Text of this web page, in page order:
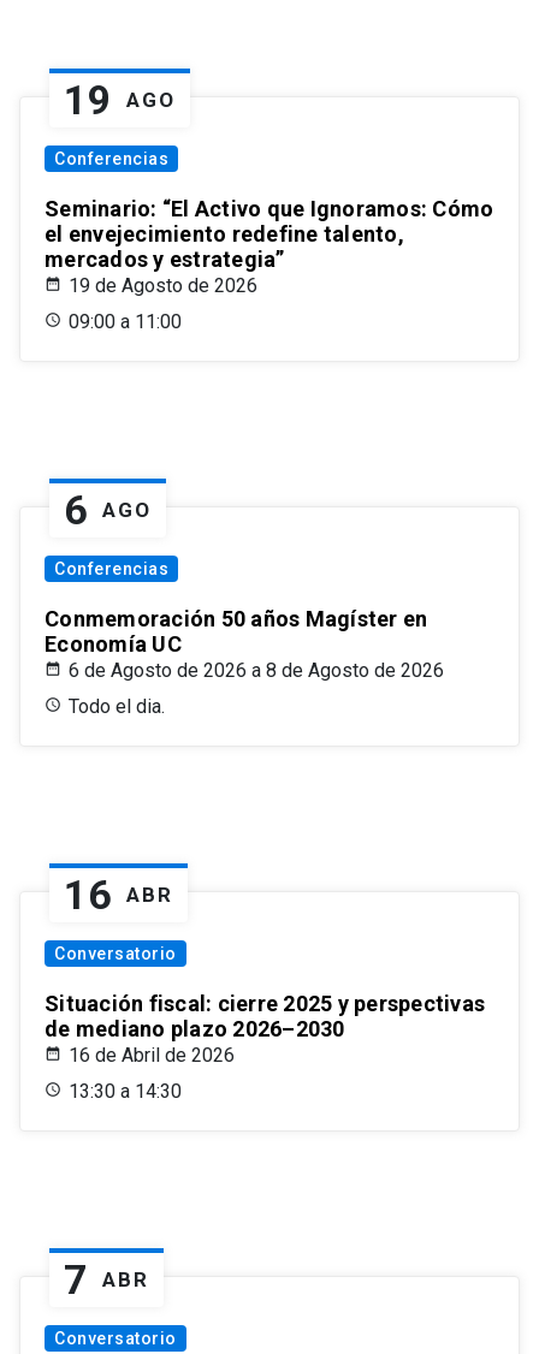
19 AGO
Conferencias
Seminario: “El Activo que Ignoramos: Cómo
el envejecimiento redefine talento,
mercados y estrategia”
19 de Agosto de 2026
09:00 a 11:00
6 AGO
Conferencias
Conmemoración 50 años Magíster en
Economía UC
6 de Agosto de 2026 a 8 de Agosto de 2026
Todo el dia.
16 ABR
Conversatorio
Situación fiscal: cierre 2025 y perspectivas
de mediano plazo 2026–2030
16 de Abril de 2026
13:30 a 14:30
7 ABR
Conversatorio